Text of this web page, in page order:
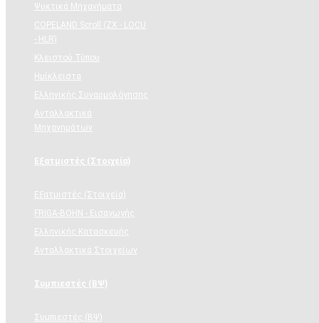
Ψυκτικά Μηχανήματα
COPELAND Scroll (ZX - LOCU
- HLR)
Κλειστού Τύπου
Ημίκλειστα
Ελληνικής Συναρμολόγησης
Ανταλλακτικά
Μηχανημάτων
Εξατμιστές (Στοιχεία)
Εξατμιστές (Στοιχεία)
FRIGA-BOHN - Εισαγωγής
Ελληνικής Κατασκευής
Ανταλλακτικά Στοιχείων
Συμπιεστές (ΒΨ)
Συμπιεστές (ΒΨ)